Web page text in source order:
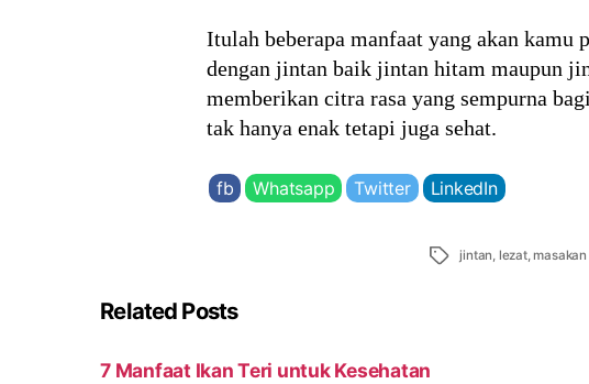
Itulah beberapa manfaat yang akan
dengan jintan baik jintan hitam maupun
memberikan citra rasa yang sempurna
tak hanya enak tetapi juga sehat.
fb Whatsapp Twitter LinkedIn
Tags jintan, lezat,masakan
Related Posts
7 Manfaat Ikan Teri untuk Kesehatan